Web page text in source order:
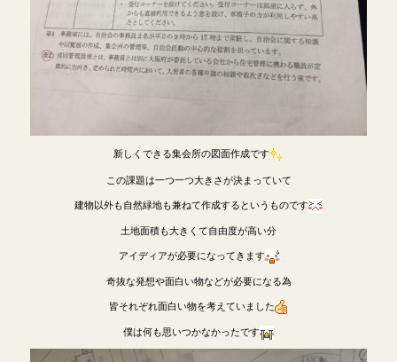
新しくできる集会所の図面作成です
この課題は一つ一つ大きさが決まっていて
建物以外も自然緑地も兼ねて作成するというものです
土地面積も大きくて自由度が高い分
アイディアが必要になってきます
奇抜な発想や面白い物などが必要になる為
皆それぞれ面白い物を考えていました
僕は何も思いつかなかったです